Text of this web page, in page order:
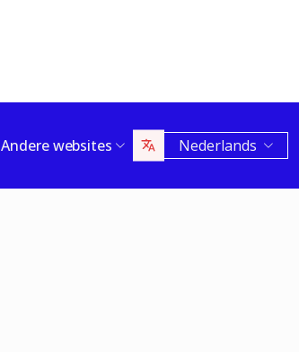
Andere websites Nederlands